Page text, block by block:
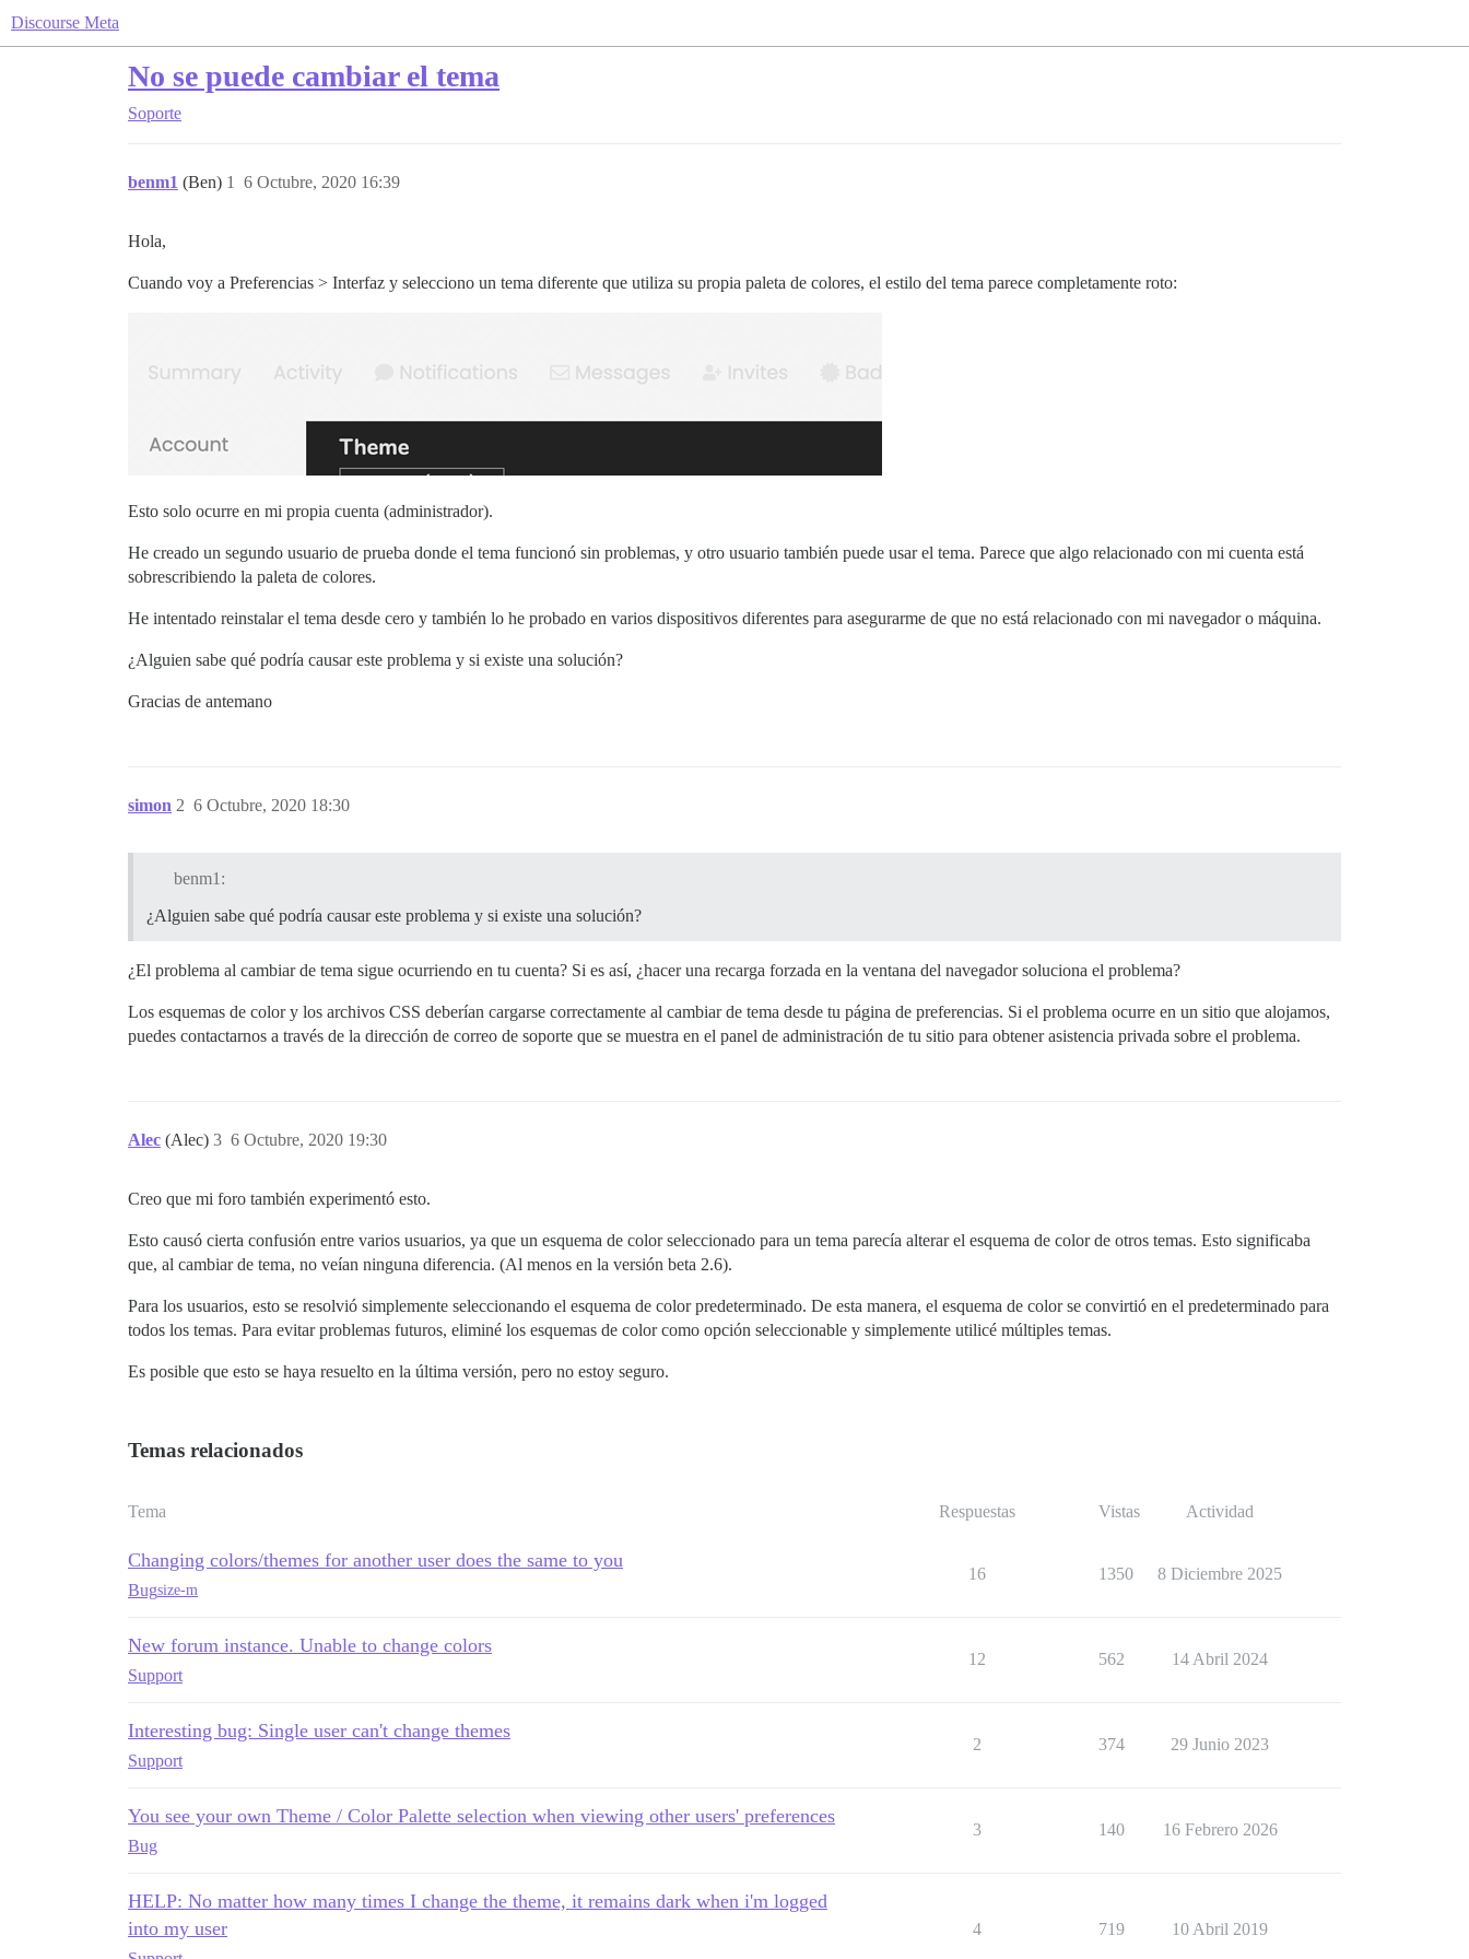
Discourse Meta
No se puede cambiar el tema
Soporte
benm1 (Ben) 6 Octubre, 2020 16:39
1
Hola,
Cuando voy a Preferencias > Interfaz y selecciono un tema diferente que utiliza su propia paleta de colores, el estilo del tema parece completamente roto:
Esto solo ocurre en mi propia cuenta (administrador).
He creado un segundo usuario de prueba donde el tema funcionó sin problemas, y otro usuario también puede usar el tema. Parece que algo relacionado con mi cuenta está
sobrescribiendo la paleta de colores.
He intentado reinstalar el tema desde cero y también lo he probado en varios dispositivos diferentes para asegurarme de que no está relacionado con mi navegador o máquina.
¿Alguien sabe qué podría causar este problema y si existe una solución?
Gracias de antemano
simon 6 Octubre, 2020 18:30
2
benm1:
¿Alguien sabe qué podría causar este problema y si existe una solución?
¿El problema al cambiar de tema sigue ocurriendo en tu cuenta? Si es así, ¿hacer una recarga forzada en la ventana del navegador soluciona el problema?
Los esquemas de color y los archivos CSS deberían cargarse correctamente al cambiar de tema desde tu página de preferencias. Si el problema ocurre en un sitio que alojamos,
puedes contactarnos a través de la dirección de correo de soporte que se muestra en el panel de administración de tu sitio para obtener asistencia privada sobre el problema.
Alec (Alec) 6 Octubre, 2020 19:30
3
Creo que mi foro también experimentó esto.
Esto causó cierta confusión entre varios usuarios, ya que un esquema de color seleccionado para un tema parecía alterar el esquema de color de otros temas. Esto significaba
que, al cambiar de tema, no veían ninguna diferencia. (Al menos en la versión beta 2.6).
Para los usuarios, esto se resolvió simplemente seleccionando el esquema de color predeterminado. De esta manera, el esquema de color se convirtió en el predeterminado para
todos los temas. Para evitar problemas futuros, eliminé los esquemas de color como opción seleccionable y simplemente utilicé múltiples temas.
Es posible que esto se haya resuelto en la última versión, pero no estoy seguro.
Temas relacionados
Tema Respuestas Vistas Actividad
Changing colors/themes for another user does the same to you
Bugsize-m
16 1350 8 Diciembre 2025
New forum instance. Unable to change colors
Support
12 562 14 Abril 2024
Interesting bug: Single user can't change themes
Support
2 374 29 Junio 2023
You see your own Theme / Color Palette selection when viewing other users' preferences
Bug
3 140 16 Febrero 2026
HELP: No matter how many times I change the theme, it remains dark when i'm logged
into my user
4 719 10 Abril 2019